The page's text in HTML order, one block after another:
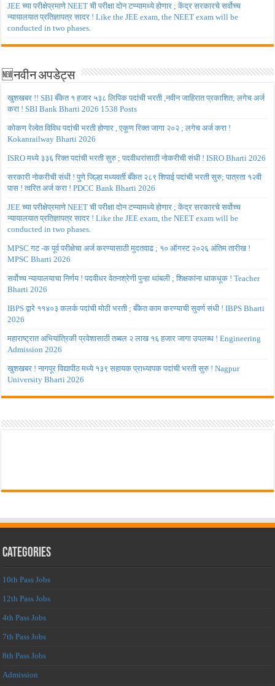
JEE च्या परीक्षेप्रमाणे NEET ची परीक्षा दोन टप्प्यामध्ये होणार ; केंद्र सरकारचे सर्वोच्च
न्यायालयात प्रतिज्ञापत्र सादर ! Like the JEE exam, the NEET exam will be
conducted in two phases.
🆕नवीन अपडेट्स
खुशखबर !! SBI बँकेत १ हजार ५३८ लिपिक पदांची भरती ,नवीन जाहिरात प्रकाशित; लगेच अर्ज
करा ! SBI Bank Bharti 2026 1538 Posts
कोकण रेल्वेत विविध पदांची भरती होणार , एकूण रिक्त जागा २०२ ; लगेच अर्ज करा !
Kokanrailway Bharti 2026
ISRO मध्ये ३३६ रिक्त पदांची भरती सुरु ; पदवीधरांसाठी नोकरीची संधी ! ISRO Bharti 2026
सरकारी नोकरीची संधी ! पुणे जिल्हा मध्यवर्ती बँकेत २८९ शिपाई पदांची भरती सुरु; पात्रता १२वी
पास ! त्वरित अर्ज करा ! PDCC Bank Bharti 2026
JEE च्या परीक्षेप्रमाणे NEET ची परीक्षा दोन टप्प्यामध्ये होणार ; केंद्र सरकारचे सर्वोच्च
न्यायालयात प्रतिज्ञापत्र सादर ! Like the JEE exam, the NEET exam will be
conducted in two phases.
MPSC गट -क पूर्व परीक्षेचा अर्ज करण्यासाठी मुदतवाढ ; १० ऑगस्ट २०२६ अंतिम तारीख !
MPSC Bharti 2026
सर्वोच्च न्यायालयाचा निर्णय ! पदवीधर वेतनश्रेणी पुन्हा थांबली ; शिक्षकांना धाकधूक ! Teacher
Bharti 2026
IBPS द्वारे ११४०३ कलर्क पदांची मोठी भरती ; बँकेत काम करण्याची सुवर्ण संधी ! IBPS Bharti
2026
महाराष्ट्रात अभियांत्रिकी प्रवेशासाठी तब्बल २ लाख १६ हजार जागा उपलब्ध ! Engineering
Admission 2026
खुशखबर ! नागपूर विद्यापीठ मध्ये १३९ सहायक प्राध्यापक पदांची भरती सुरु ! Nagpur
University Bharti 2026
Categories
10th Pass Jobs
12th Pass Jobs
4th Pass Jobs
7th Pass Jobs
8th Pass Jobs
Admission